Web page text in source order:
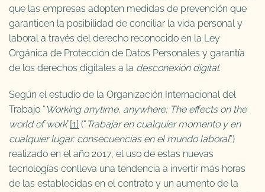
que las empresas adopten medidas de prevención que
garanticen la posibilidad de conciliar la vida personal y
laboral a través del derecho reconocido en la Ley
Orgánica de Protección de Datos Personales y garantía
de los derechos digitales a la desconexión digital.
Según el estudio de la Organización Internacional del
Trabajo “ Working anytime, anywhere: The effects on the
world of work”[1] (“ Trabajar en cualquier momento y en
cualquier lugar: consecuencias en el mundo laboral”)
realizado en el año 2017, el uso de estas nuevas
tecnologías conlleva una tendencia a invertir más horas
de las establecidas en el contrato y un aumento de la